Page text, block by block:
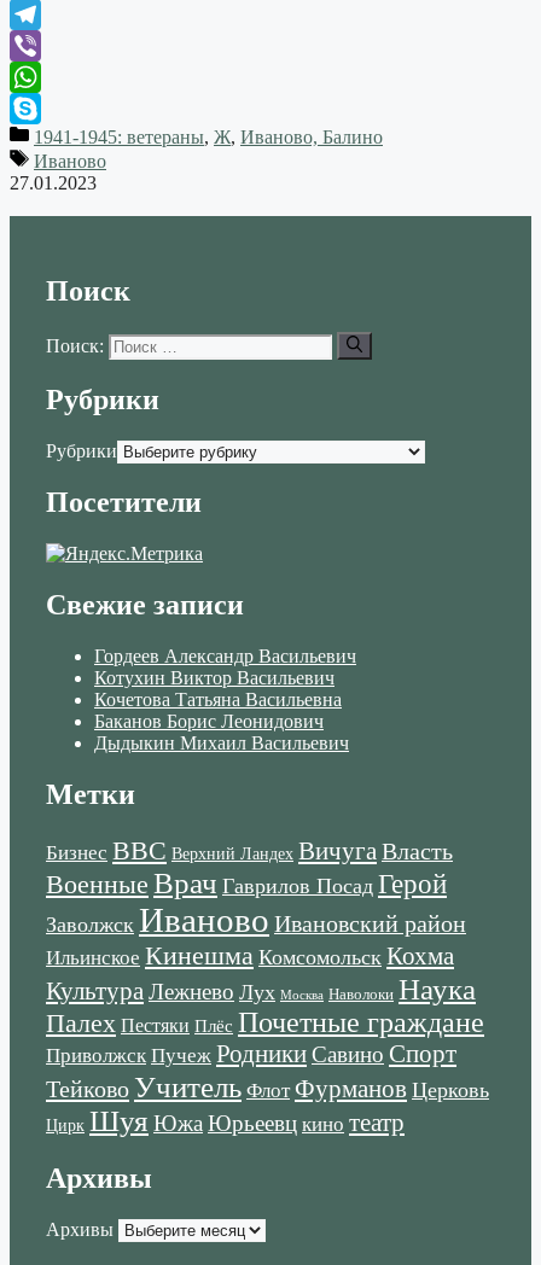
VK
Telegram
Viber
WhatsApp
Skype1941-1945: ветераны, Ж, Иваново, Балино
Иваново
27.01.2023
Поиск
Поиск:
Рубрики
Рубрики
Посетители
Свежие записи
Гордеев Александр Васильевич
Котухин Виктор Васильевич
Кочетова Татьяна Васильевна
Баканов Борис Леонидович
Дыдыкин Михаил Васильевич
Метки
Бизнес ВВС Верхний Ландех ВичугаВласть
Военные Врач Гаврилов Посад Герой
Заволжск Иваново Ивановский район
Ильинское Кинешма Комсомольск Кохма
Культура Лежнево Лух Москва Наволоки Наука
Палех Пестяки Плёс Почетные граждане
Приволжск Пучеж РодникиСавино Спорт
ТейковоУчитель Флот Фурманов Церковь
Цирк Шуя Южа Юрьеевц кино театр
Архивы
Архивы